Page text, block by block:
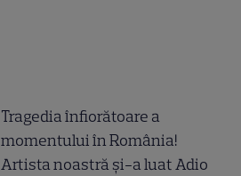
Tragedia înfiorătoare a
momentului în România!
Artista noastră și-a luat Adio